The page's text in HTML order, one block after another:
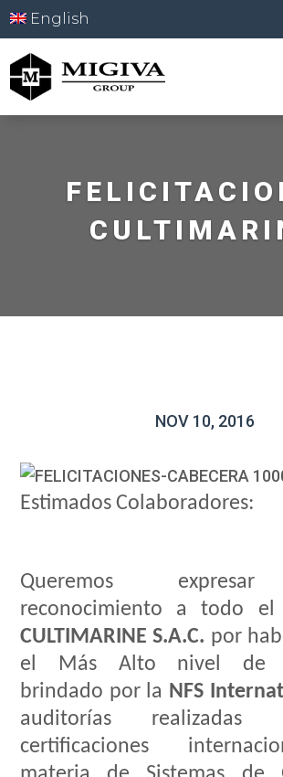
English
NOV 10, 2016
Estimados Colaboradores:
Queremos
reconocimiento a todo
CULTIMARINE S.A.C. por
el Más Alto nivel de
brindado por la NFS
auditorías
certificaciones